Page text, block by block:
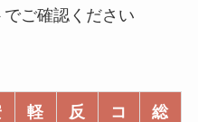
ご確認ください
軽
反
コ
総